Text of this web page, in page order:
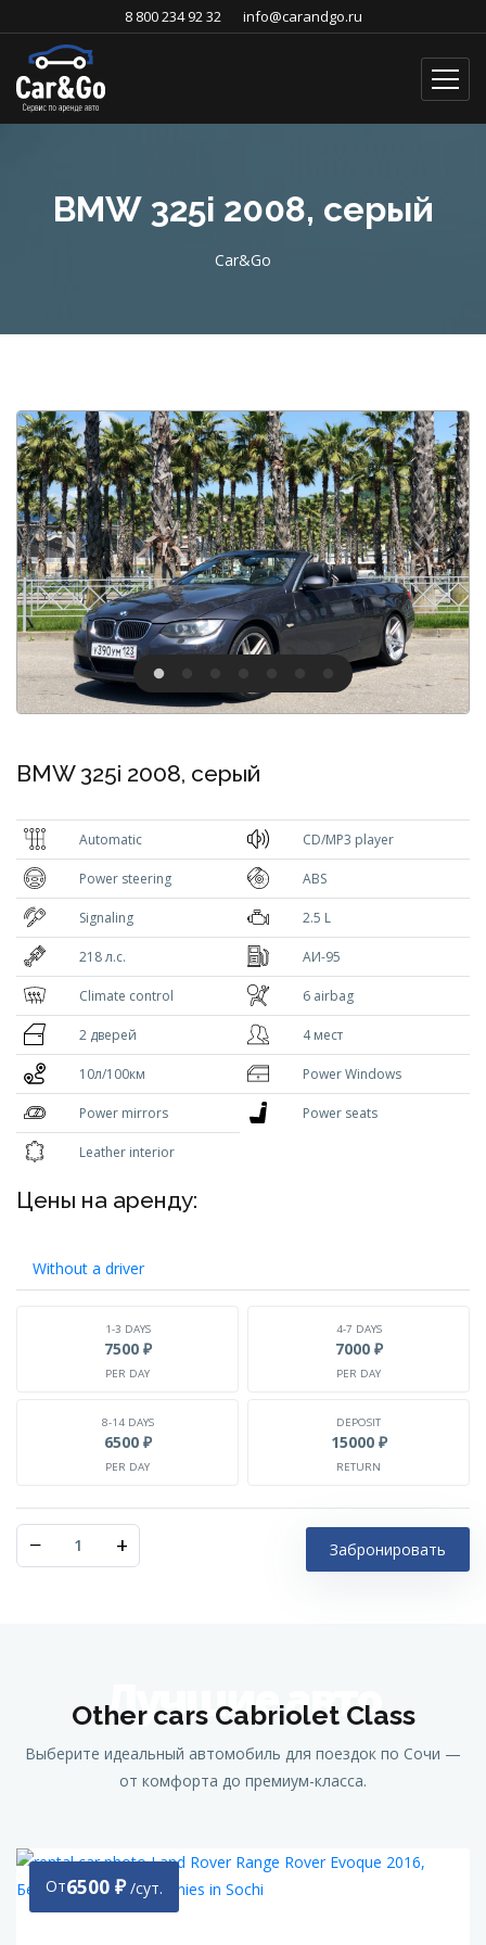
8 800 234 92 32 info@carandgo.ru
BMW 325i 2008, серый
Car&Go
BMW 325i 2008, серый
Automatic CD/MP3 player
Power steering ABS
Signaling 2.5 L
218 л.с. АИ-95
Climate control 6 airbag
2 дверей 4 мест
10л/100км Power Windows
Power mirrors Power seats
Leather interior
Цены на аренду:
Without a driver
1-3 DAYS
7500 ₽
PER DAY
4-7 DAYS
7000 ₽
PER DAY
8-14 DAYS
6500 ₽
PER DAY
DEPOSIT
15000 ₽
RETURN
− + Забронировать
Other cars Cabriolet Class
Выберите идеальный автомобиль для поездок по Сочи —
от комфорта до премиум-класса.
Лучшие авто
От6500 ₽ /сут.